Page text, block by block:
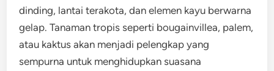
dinding, lantai terakota, dan elemen kayu berwarna
gelap. Tanaman tropis seperti bougainvillea, palem,
atau kaktus akan menjadi pelengkap yang
sempurna untuk menghidupkan suasana